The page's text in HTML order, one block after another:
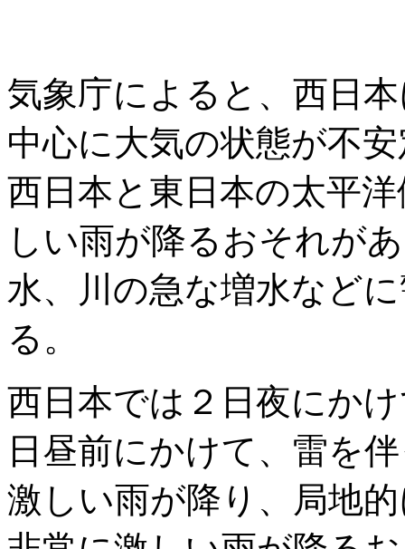
気象庁によると、西日
中心に大気の状態が不
西日本と東日本の太平
しい雨が降るおそれが
水、川の急な増水など
る。
西日本では２日夜にか
日昼前にかけて、雷を
激しい雨が降り、局地